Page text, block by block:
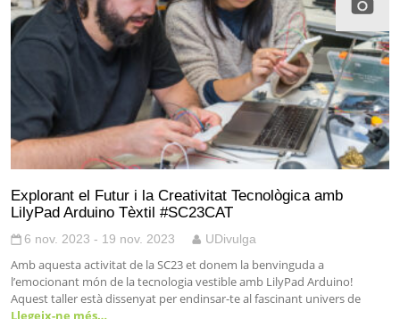
Explorant el Futur i la Creativitat Tecnològica amb
LilyPad Arduino Tèxtil #SC23CAT
6 nov. 2023 - 19 nov. 2023 UDivulga
Amb aquesta activitat de la SC23 et donem la benvinguda a
l’emocionant món de la tecnologia vestible amb LilyPad Arduino!
Aquest taller està dissenyat per endinsar-te al fascinant univers de
Llegeix-ne més…